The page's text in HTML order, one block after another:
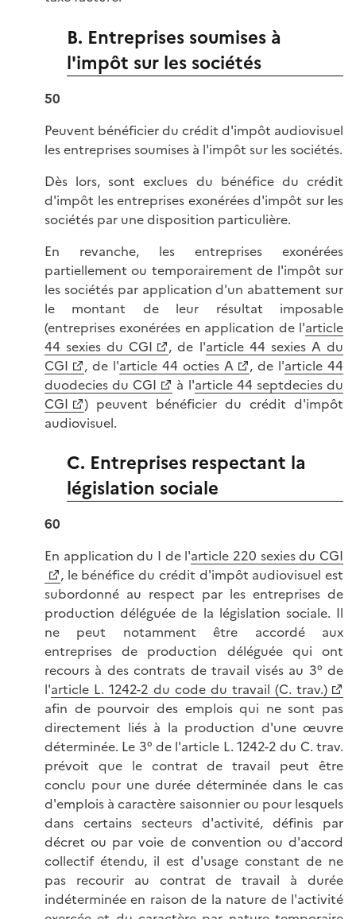
B. Entreprises soumises à
l'impôt sur les sociétés
50
Peuvent bénéficier du crédit d'impôt audiovisuel
les entreprises soumises à l'impôt sur les sociétés.
Dès lors, sont exclues du bénéfice du crédit
d'impôt les entreprises exonérées d'impôt sur les
sociétés par une disposition particulière.
En revanche, les entreprises exonérées
partiellement ou temporairement de l'impôt sur
les sociétés par application d'un abattement sur
le montant de leur résultat imposable
(entreprises exonérées en application de l'article
44 sexies du CGI
, de l'article 44 sexies A du
CGI
, de l'article 44 octies A , de l'article 44
duodecies du CGI
à l'article 44 septdecies du
CGI
) peuvent bénéficier du crédit d'impôt
audiovisuel.
C. Entreprises respectant la
législation sociale
60
En application du I de l'article 220 sexies du CGI
, le bénéfice du crédit d'impôt audiovisuel est
subordonné au respect par les entreprises de
production déléguée de la législation sociale. Il
ne peut notamment être accordé aux
entreprises de production déléguée qui ont
recours à des contrats de travail visés au 3° de
l'article L. 1242-2 du code du travail (C. trav.)
afin de pourvoir des emplois qui ne sont pas
directement liés à la production d'une œuvre
déterminée. Le 3° de l'article L. 1242-2 du C. trav.
prévoit que le contrat de travail peut être
conclu pour une durée déterminée dans le cas
d'emplois à caractère saisonnier ou pour lesquels
dans certains secteurs d'activité, définis par
décret ou par voie de convention ou d'accord
collectif étendu, il est d'usage constant de ne
pas recourir au contrat de travail à durée
indéterminée en raison de la nature de l'activité